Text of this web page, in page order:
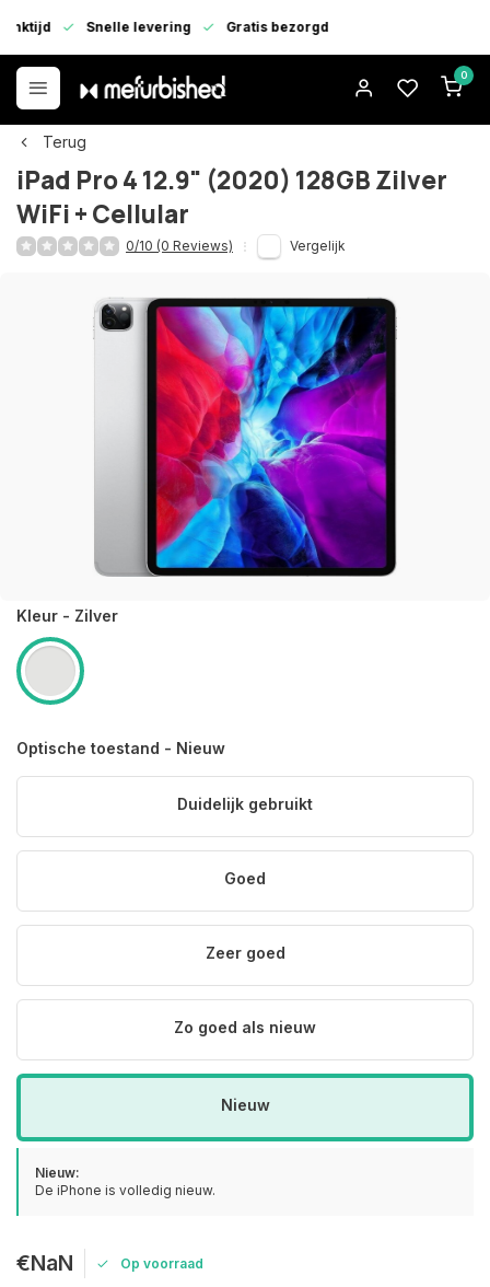
Snelle levering Gratis bezorgd
0
Terug
iPad Pro 4 12.9" (2020) 128GB Zilver
WiFi + Cellular
0/10 (0 Reviews) Vergelijk
Kleur - Zilver
Optische toestand - Nieuw
Duidelijk gebruikt
Goed
Zeer goed
Zo goed als nieuw
Nieuw
Nieuw:
De iPhone is volledig nieuw.
€NaN Op voorraad